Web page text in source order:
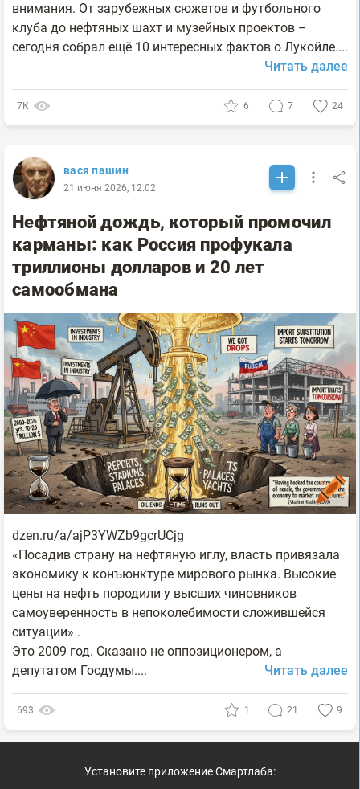
внимания. От зарубежных сюжетов и футбольного
клуба до нефтяных шахт и музейных проектов –
сегодня собрал ещё 10 интересных фактов о Лукойле....
Читать далее
7К 6 7 24
вася пашин
21 июня 2026, 12:02
Нефтяной дождь, который промочил
карманы: как Россия профукала
триллионы долларов и 20 лет
самообмана
dzen.ru/a/ajP3YWZb9gcrUCjg
«Посадив страну на нефтяную иглу, власть привязала
экономику к конъюнктуре мирового рынка. Высокие
цены на нефть породили у высших чиновников
самоуверенность в непоколебимости сложившейся
ситуации» .
Это 2009 год. Сказано не оппозиционером, а
депутатом Госдумы....
Читать далее
693 1 21 9
Установите приложение Смартлаба: